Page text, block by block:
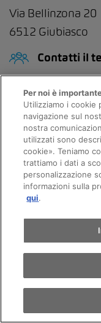
Via Bellinzona 20
6512 Giubiasco
Contatti il
Chiama
Orari di
Vendita
Lunedi
Martedi
Per noi è
Utilizziamo i cookie
navigazione sul
nostra
utilizzati sono
cookie». Teniamo
trattiamo i dati a
personalizzazione
informazioni sulla
qui.